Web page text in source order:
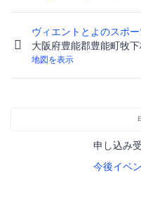
ヴィエントとよのスポ
大阪府豊能郡豊能町牧
地図を表示
申し込み
今後イベ